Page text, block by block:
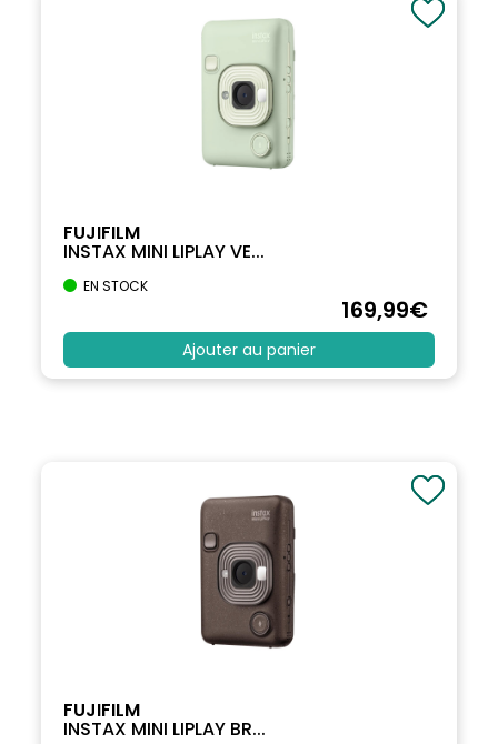
FUJIFILM
INSTAX MINI LIPLAY VE...
EN STOCK
169,99€
Ajouter au panier
FUJIFILM
INSTAX MINI LIPLAY BR...